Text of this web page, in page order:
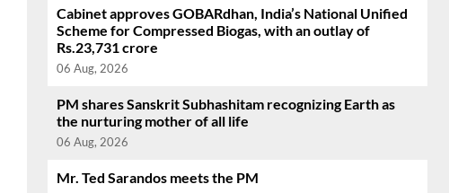
Cabinet approves GOBARdhan, India’s National Unified
Scheme for Compressed Biogas, with an outlay of
Rs.23,731 crore
06 Aug, 2026
PM shares Sanskrit Subhashitam recognizing Earth as
the nurturing mother of all life
06 Aug, 2026
Mr. Ted Sarandos meets the PM